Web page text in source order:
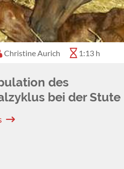
Christine Aurich 1:13 h
des
bei der Stute